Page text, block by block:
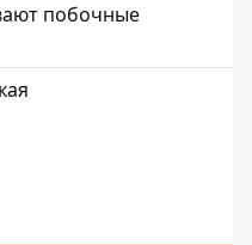
побочные